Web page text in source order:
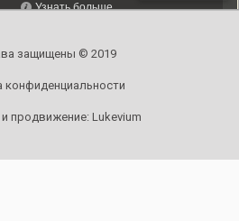
защищены © 2019
конфиденциальности
продвижение: Lukevium